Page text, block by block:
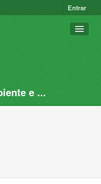
Entrar
e ...